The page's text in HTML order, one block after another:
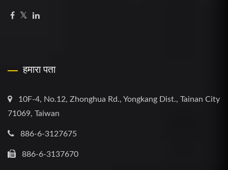
हमारा पता
10F-4, No.12, Zhonghua Rd., Yongkang Dist., Tainan City
71069, Taiwan
886-6-3127675
886-6-3137670